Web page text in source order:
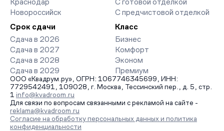
Краснодар
Новороссийск
С готовой отделкой
С предчистовой отделкой
Срок сдачи
Сдача в 2026
Сдача в 2027
Сдача в 2028
Сдача в 2029
Класс
Бизнес
Комфорт
Эконом
Премиум
ООО «Квадрум.ру», ОГРН: 1067746345699, ИНН:
7729542491, 109028, г. Москва, Тессинский пер., д. 5, стр.
1 info@kvadroom.ru
Для связи по вопросам связанными с рекламой на сайте -
reklama@kvadroom.ru
Согласие на обработку персональных данных и политика
конфиденциальности